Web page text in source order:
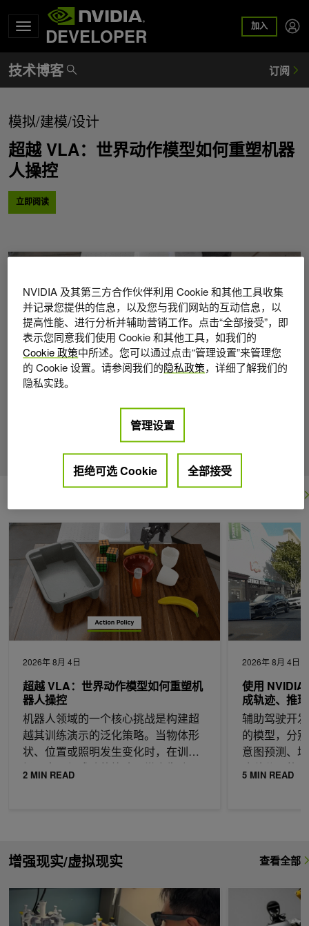
DEVELOPER 加入
NVIDIA 技术博客
模拟/建模/设计
超越 VLA：世界动作模型如何重塑机器
人操控
立即阅读
2026年 8月 4日
超越 VLA：世界动作模型如何重塑机
器人操控
机器人领域的一个核心挑战是构建超
越其训练演示的泛化策略。当物体形
状、位置或照明发生变化时，在训练
场景中取得成功的策略通常会失败。
2 MIN READ
超越 VLA：世界动作模型如何重塑机器人操控
2026年 8月 4日
使用
成轨迹、推
辅助驾驶开
的模型，分
意图预测、
这种分开的
5 MIN READ
使用 NVIDIA
增强现实/虚拟现实 查看全部
使用 NVIDIA XR AI 为 AR 眼镜和 XR 设备构建 AI 智能体
PICO 展示PICO
NVIDIA 及其第三方合作伙伴利用 Cookie 和其他工具收集
并记录您提供的信息，以及您与我们网站的互动信息，以
提高性能、进行分析并辅助营销工作。点击“全部接受”，即
表示您同意我们使用 Cookie 和其他工具，如我们的
Cookie 政策中所述。您可以通过点击“管理设置”来管理您
的 Cookie 设置。请参阅我们的隐私政策，详细了解我们的
隐私实践。
管理设置
拒绝可选 Cookie 全部接受